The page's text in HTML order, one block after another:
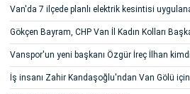
Van'da 7 ilçede planlı elektrik kesintisi
Gökçen Bayram, CHP Van İl Kadın Kolları
Vanspor'un yeni başkanı Özgür İreç İlhan
İş insanı Zahir Kandaşoğlu'ndan Van Gölü